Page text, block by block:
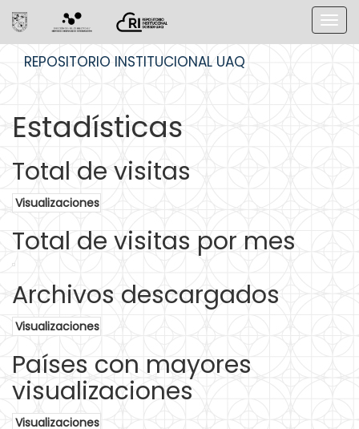
REPOSITORIO INSTITUCIONAL UAQ
Estadísticas
Total de visitas
Visualizaciones
Total de visitas por mes
Archivos descargados
Visualizaciones
Países con mayores
visualizaciones
Visualizaciones